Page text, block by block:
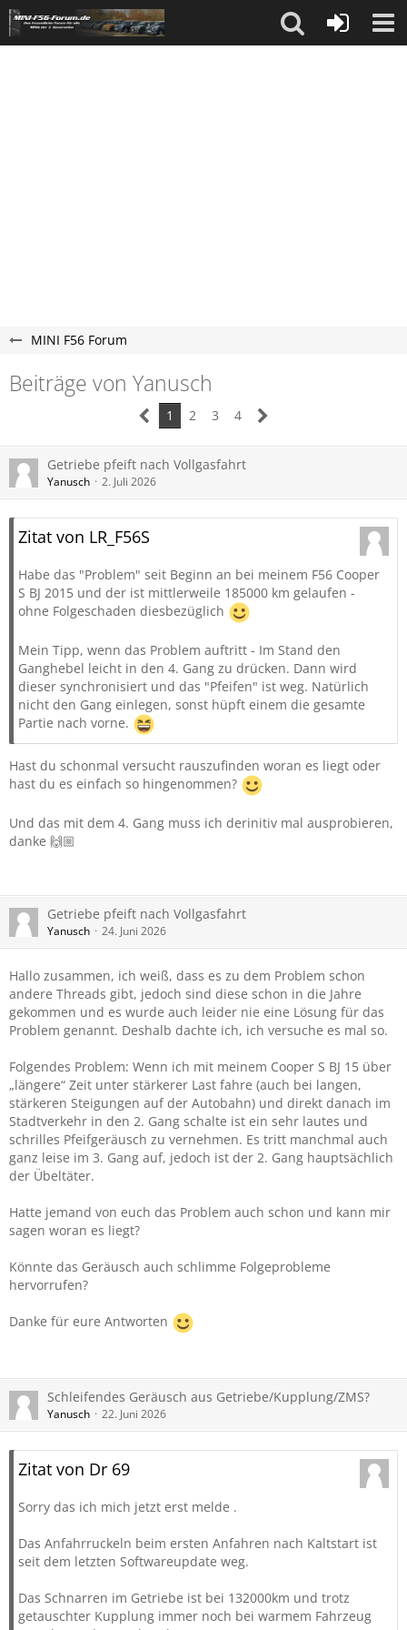
MINI F56 Forum
Beiträge von Yanusch
1 2 3 4
Getriebe pfeift nach Vollgasfahrt
Yanusch 2. Juli 2026
Zitat von LR_F56S
Habe das "Problem" seit Beginn an bei meinem F56 Cooper
S BJ 2015 und der ist mittlerweile 185000 km gelaufen -
ohne Folgeschaden diesbezüglich
Mein Tipp, wenn das Problem auftritt - Im Stand den
Ganghebel leicht in den 4. Gang zu drücken. Dann wird
dieser synchronisiert und das "Pfeifen" ist weg. Natürlich
nicht den Gang einlegen, sonst hüpft einem die gesamte
Partie nach vorne.
Hast du schonmal versucht rauszufinden woran es liegt oder
hast du es einfach so hingenommen?
Und das mit dem 4. Gang muss ich derinitiv mal ausprobieren,
danke 🙌🏼
Getriebe pfeift nach Vollgasfahrt
Yanusch 24. Juni 2026
Hallo zusammen, ich weiß, dass es zu dem Problem schon
andere Threads gibt, jedoch sind diese schon in die Jahre
gekommen und es wurde auch leider nie eine Lösung für das
Problem genannt. Deshalb dachte ich, ich versuche es mal so.
Folgendes Problem: Wenn ich mit meinem Cooper S BJ 15 über
„längere“ Zeit unter stärkerer Last fahre (auch bei langen,
stärkeren Steigungen auf der Autobahn) und direkt danach im
Stadtverkehr in den 2. Gang schalte ist ein sehr lautes und
schrilles Pfeifgeräusch zu vernehmen. Es tritt manchmal auch
ganz leise im 3. Gang auf, jedoch ist der 2. Gang hauptsächlich
der Übeltäter.
Hatte jemand von euch das Problem auch schon und kann mir
sagen woran es liegt?
Könnte das Geräusch auch schlimme Folgeprobleme
hervorrufen?
Danke für eure Antworten
Schleifendes Geräusch aus Getriebe/Kupplung/ZMS?
Yanusch 22. Juni 2026
Zitat von Dr 69
Sorry das ich mich jetzt erst melde .
Das Anfahrruckeln beim ersten Anfahren nach Kaltstart ist
seit dem letzten Softwareupdate weg.
Das Schnarren im Getriebe ist bei 132000km und trotz
getauschter Kupplung immer noch bei warmem Fahrzeug